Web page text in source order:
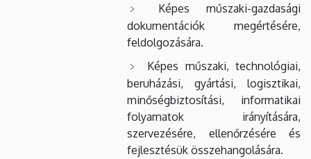
Képes műszaki-gazdasági
dokumentációk megértésére,
feldolgozására.
Képes műszaki, technológiai,
beruházási, gyártási, logisztikai,
minőségbiztosítási, informatikai
folyamatok irányítására,
szervezésére, ellenőrzésére és
fejlesztésük összehangolására.